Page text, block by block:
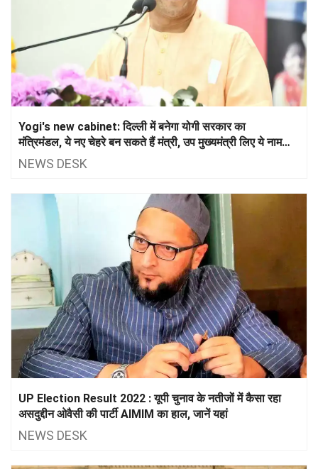
Yogi's new cabinet: दिल्ली में बनेगा योगी सरकार का
मंत्रिमंडल, ये नए चेहरे बन सकते हैं मंत्री, उप मुख्यमंत्री लिए ये नाम
आगे
NEWS DESK
UP Election Result 2022 : यूपी चुनाव के नतीजों में कैसा रहा
असदुद्दीन ओवैसी की पार्टी AIMIM का हाल, जानें यहां
NEWS DESK